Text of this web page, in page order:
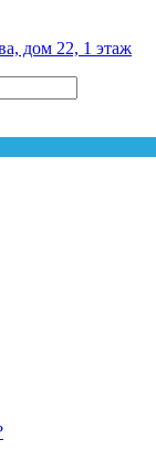
дом 22, 1 этаж